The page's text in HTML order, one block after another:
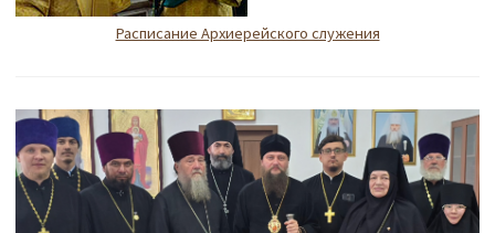
Расписание Архиерейского служения